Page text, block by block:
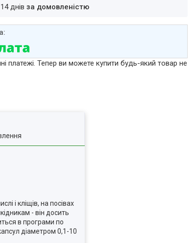
днівза домовленістю
платежі. Тепер ви можете купити будь-який товар не
і кліщів, на посівах
- він досить
в програми по
діаметром 0,1-10